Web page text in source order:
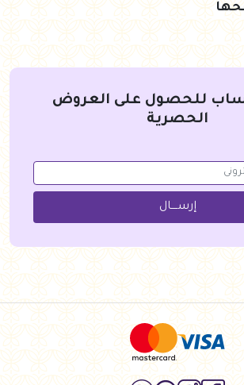
للحصول على العروض
الحصرية
إرســــال